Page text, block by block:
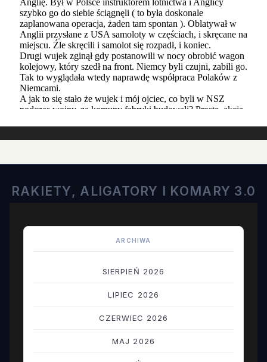
RAKIETY, ALIGATORY I KOMARY 3.0
ARCHIWA
SIERPIEŃ 2026
LIPIEC 2026
CZERWIEC 2026
MAJ 2026